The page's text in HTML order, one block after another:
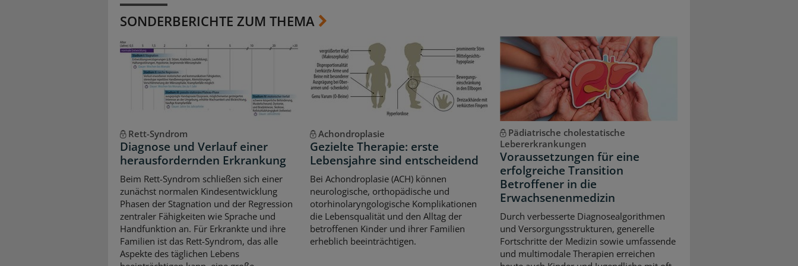
SONDERBERICHTE ZUM THEMA
Rett-Syndrom
Diagnose und Verlauf einer
herausfordernden Erkrankung
Beim Rett-Syndrom schließen sich einer
zunächst normalen Kindesentwicklung
Phasen der Stagnation und der Regression
zentraler Fähigkeiten wie Sprache und
Handfunktion an. Für Erkrankte und ihre
Familien ist das Rett-Syndrom, das alle
Aspekte des täglichen Lebens
Achondroplasie
Gezielte Therapie: erste
Lebensjahre sind entscheidend
Bei Achondroplasie (ACH) können
neurologische, orthopädische und
otorhinolaryngologische Komplikationen
die Lebensqualität und den Alltag der
betroffenen Kinder und ihrer Familien
erheblich beeinträchtigen.
Pädiatrische cholestatische
Lebererkrankungen
Voraussetzungen für eine
erfolgreiche Transition
Betroffener in die
Erwachsenenmedizin
Durch verbesserte Diagnosealgorithmen
und Versorgungsstrukturen, generelle
Fortschritte der Medizin sowie umfassende
und multimodale Therapien erreichen